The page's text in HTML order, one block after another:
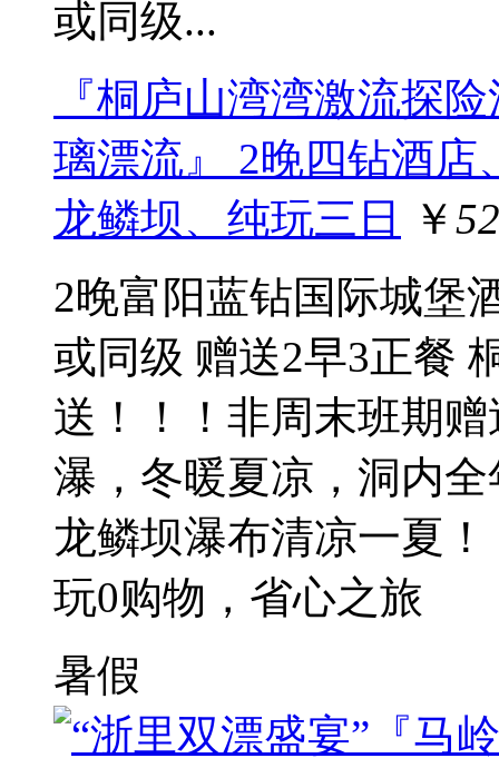
或同级...
『桐庐山湾湾激流探
璃漂流』 2晚四钻酒店
龙鳞坝、纯玩三日
￥
2晚富阳蓝钻国际城堡
或同级 赠送2早3正餐
送！！！非周末班期
瀑，冬暖夏凉，洞内
龙鳞坝瀑布清凉一夏
玩0购物，省心之旅
暑假